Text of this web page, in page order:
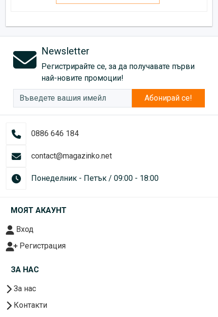
Newsletter
Регистрирайте се, за да получавате първи
най-новите промоции!
Абонирай се!
0886 646 184
contact@magazinko.net
Понеделник - Петък / 09:00 - 18:00
МОЯТ АКАУНТ
Вход
Регистрация
ЗА НАС
За нас
Контакти